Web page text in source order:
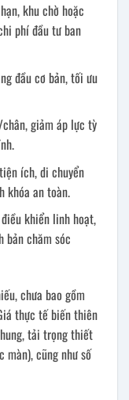
khu chờ hoặc
phí đầu tư ban
đầu cơ bản, tối ưu
giảm áp lực tỳ
ích, di chuyển
khóa an toàn.
khiển linh hoạt,
bản chăm sóc
chưa bao gồm
thực tế biến thiên
tải trọng thiết
màn), cũng như số